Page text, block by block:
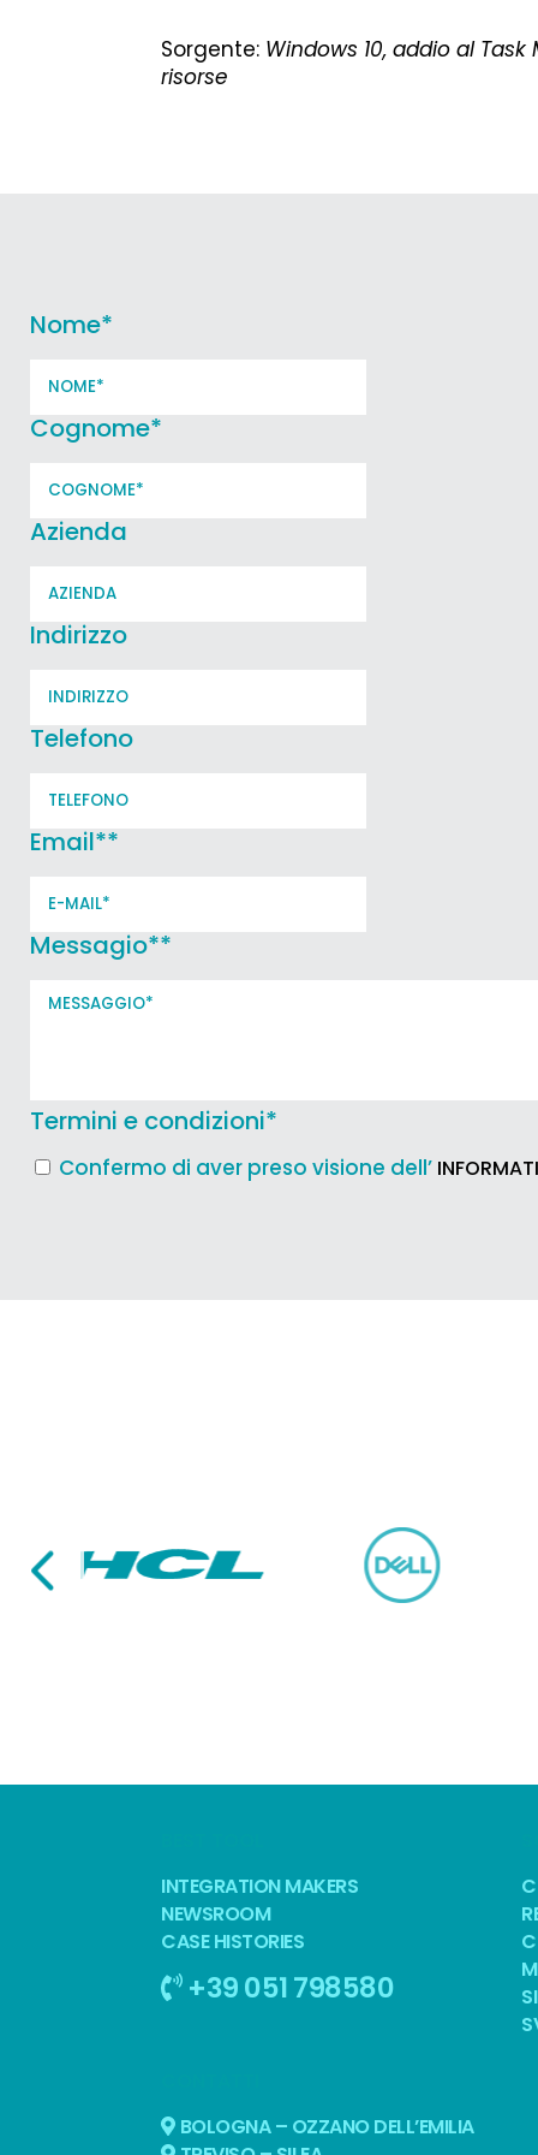
Sorgente: Windows 10, addio al
risorse
Nome*
Cognome*
Azienda
Indirizzo
Telefono
Email**
Messagio**
Termini e condizioni*
Confermo di aver preso visione dell’
INTEGRATION MAKERS
NEWSROOM
CASE HISTORIES
+39 051 798580
BOLOGNA – OZZANO DELL’EMILIA